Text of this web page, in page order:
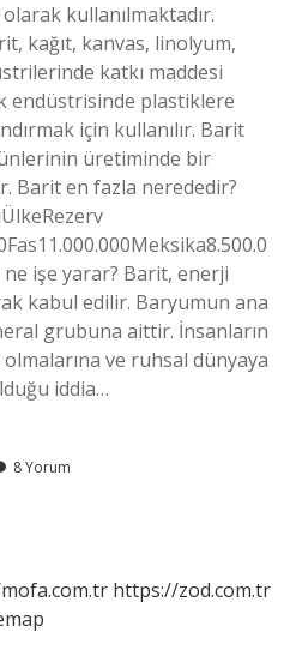
kullanılmaktadır.
kağıt, kanvas, linolyum,
katkı maddesi
endüstrisinde plastiklere
için kullanılır. Barit
üretiminde bir
Barit en fazla nerededir?
ne işe yarar? Barit, enerji
kabul edilir. Baryumun ana
grubuna aittir. İnsanların
ve ruhsal dünyaya
iddia…
8 Yorum
https://zod.com.tr